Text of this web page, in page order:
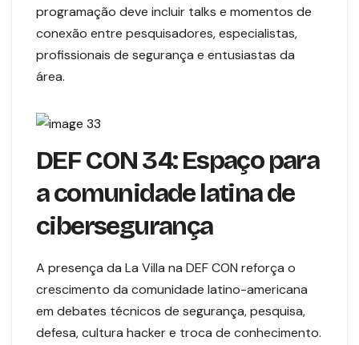
programação deve incluir talks e momentos de
conexão entre pesquisadores, especialistas,
profissionais de segurança e entusiastas da
área.
DEF CON 34: Espaço para
a comunidade latina de
cibersegurança
A presença da La Villa na DEF CON reforça o
crescimento da comunidade latino-americana
em debates técnicos de segurança, pesquisa,
defesa, cultura hacker e troca de conhecimento.